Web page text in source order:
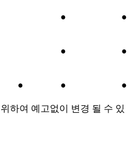
● ●
● ●
● ● ●
하여 예고없이 변경 될 수 있